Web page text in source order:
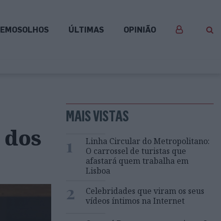
ÚLTIMAS OPINIÃO
MAIS VISTAS
1
Linha Circular do Metropolitano:
O carrossel de turistas que
afastará quem trabalha em
Lisboa
2
Celebridades que viram os seus
vídeos íntimos na Internet